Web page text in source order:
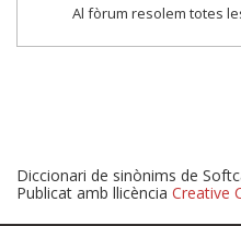
Al fòrum resolem totes
Diccionari de sinònims de
Publicat amb llicència Creative